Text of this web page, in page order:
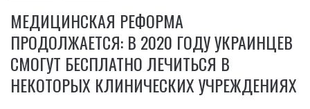
МЕДИЦИНСКАЯ РЕФОРМА
ПРОДОЛЖАЕТСЯ: В 2020 ГОДУ УКРАИНЦЕВ
СМОГУТ БЕСПЛАТНО ЛЕЧИТЬСЯ В
НЕКОТОРЫХ КЛИНИЧЕСКИХ УЧРЕЖДЕНИЯХ